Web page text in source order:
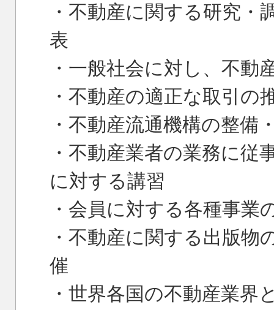
・不動産に関する研究・
表
・一般社会に対し、不動
・不動産の適正な取引の
・不動産流通機構の整備
・不動産業者の業務に
に対する講習
・会員に対する各種事業
・不動産に関する出版物
催
・世界各国の不動産業界